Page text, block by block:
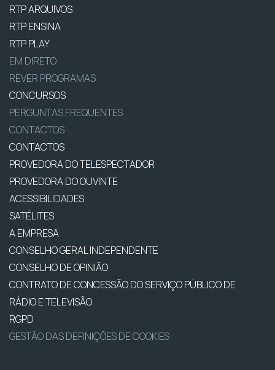
RTP ARQUIVOS
RTP ENSINA
RTP PLAY
EM DIRETO
REVER PROGRAMAS
CONCURSOS
PERGUNTAS FREQUENTES
CONTACTOS
CONTACTOS
PROVEDORA DO TELESPECTADOR
PROVEDORA DO OUVINTE
ACESSIBILIDADES
SATÉLITES
A EMPRESA
CONSELHO GERAL INDEPENDENTE
CONSELHO DE OPINIÃO
CONTRATO DE CONCESSÃO DO SERVIÇO PÚBLICO DE
RÁDIO E TELEVISÃO
RGPD
GESTÃO DAS DEFINIÇÕES DE COOKIES